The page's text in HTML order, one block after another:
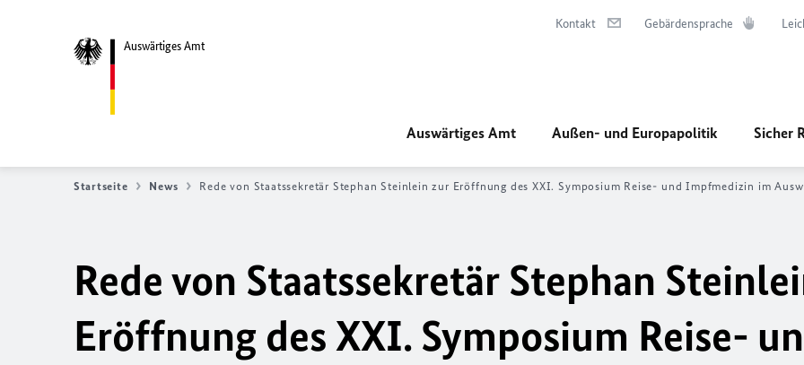
Auswärtiges Amt
Kontakt Gebärdensprache
Auswärtiges Amt Außen- und Europapolitik Sicher
Startseite News Rede von Staatssekretär Stephan Steinlein zur Eröffnung des XXI. Symposium Reise- und Impfmedizin im
Rede von Staatssekretär Stephan
Eröffnung des XXI. Symposium Reise-